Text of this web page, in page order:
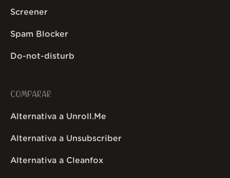
Screener
Spam Blocker
Do-not-disturb
COMPARAR
Alternativa a Unroll.Me
Alternativa a Unsubscriber
Alternativa a Cleanfox